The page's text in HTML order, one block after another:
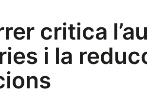
critica
i la